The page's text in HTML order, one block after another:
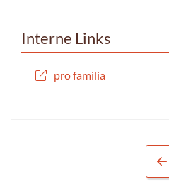
Interne Links
pro familia